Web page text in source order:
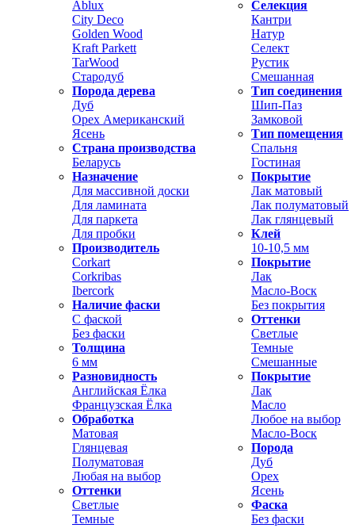
Ablux
City Deco
Golden Wood
Kraft Parkett
TarWood
Стародуб
Порода дерева
Дуб
Орех Американский
Ясень
Страна производства
Беларусь
Селекция
Кантри
Натур
Селект
Рустик
Смешанная
Тип соединения
Шип-Паз
Замковой
Тип помещения
Спальня
Гостиная
Назначение
Для массивной доски
Для ламината
Для паркета
Для пробки
Покрытие
Лак матовый
Лак полуматовый
Лак глянцевый
Клей
Производитель
Corkart
Corkribas
Ibercork
Наличие фаски
С фаской
Без фаски
Толщина
6 мм
10-10,5 мм
Покрытие
Лак
Масло-Воск
Без покрытия
Оттенки
Светлые
Темные
Смешанные
Разновидность
Английская Ёлка
Французская Ёлка
Обработка
Матовая
Глянцевая
Полуматовая
Любая на выбор
Оттенки
Светлые
Темные
Покрытие
Лак
Масло
Любое на выбор
Масло-Воск
Порода
Дуб
Орех
Ясень
Фаска
Без фаски